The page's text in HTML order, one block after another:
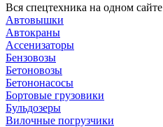
Вся спецтехника на одном сайте
Автовышки
Автокраны
Ассенизаторы
Бензовозы
Бетоновозы
Бетононасосы
Бортовые грузовики
Бульдозеры
Вилочные погрузчики